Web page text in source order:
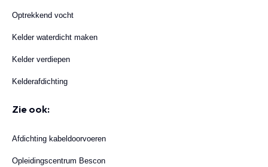
Optrekkend vocht
Kelder waterdicht maken
Kelder verdiepen
Kelderafdichting
Zie ook:
Afdichting kabeldoorvoeren
Opleidingscentrum Bescon